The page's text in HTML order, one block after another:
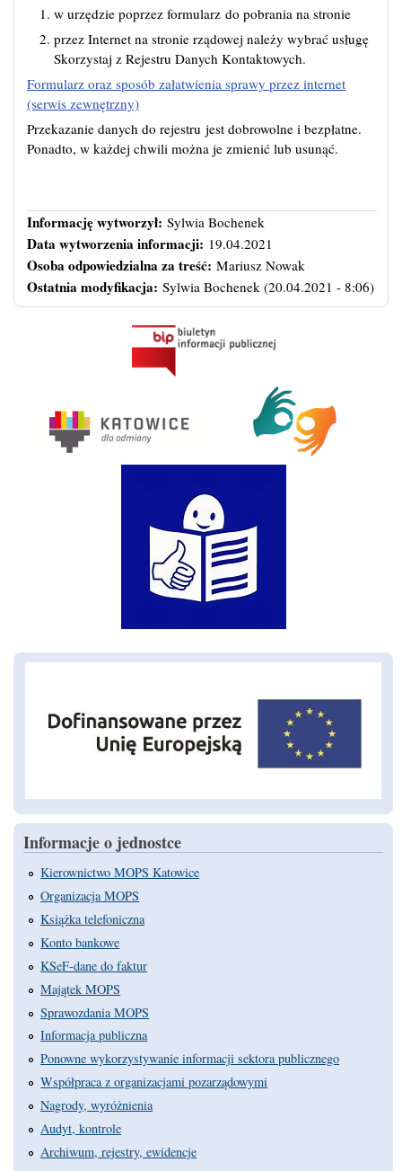
w urzędzie poprzez formularz do pobrania na stronie
przez Internet na stronie rządowej należy wybrać usługę
Skorzystaj z Rejestru Danych Kontaktowych.
Formularz oraz sposób załatwienia sprawy przez internet
(serwis zewnętrzny)
Przekazanie danych do rejestru jest dobrowolne i bezpłatne.
Ponadto, w każdej chwili można je zmienić lub usunąć.
Informację wytworzył: Sylwia Bochenek
Data wytworzenia informacji: 19.04.2021
Osoba odpowiedzialna za treść: Mariusz Nowak
Ostatnia modyfikacja: Sylwia Bochenek (20.04.2021 - 8:06)
Informacje o jednostce
Kierownictwo MOPS Katowice
Organizacja MOPS
Książka telefoniczna
Konto bankowe
KSeF-dane do faktur
Majątek MOPS
Sprawozdania MOPS
Informacja publiczna
Ponowne wykorzystywanie informacji sektora publicznego
Współpraca z organizacjami pozarządowymi
Nagrody, wyróżnienia
Audyt, kontrole
Archiwum, rejestry, ewidencje